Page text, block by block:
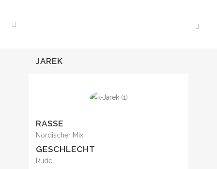
JAREK
RASSE
Nordischer Mix
GESCHLECHT
Rüde